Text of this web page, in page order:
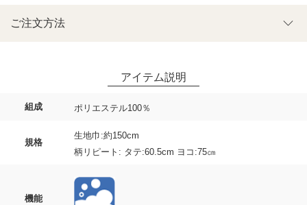
組成 ポリエステル100％
規格
生地巾:約150cm
柄リピート: タテ:60.5cm ヨコ:75㎝
機能
ご注文方法